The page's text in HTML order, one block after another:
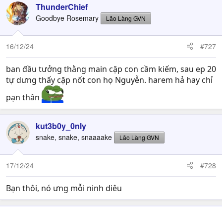
ThunderChief
Goodbye Rosemary Lão Làng GVN
16/12/24 #727
ban đầu tưởng thằng main cặp con cầm kiếm, sau ep 20
tự dưng thấy cặp nốt con họ Nguyễn. harem hả hay chỉ
pạn thân
kut3b0y_0nly
snake, snake, snaaaake Lão Làng GVN
17/12/24 #728
Bạn thôi, nó ưng mỗi ninh diêu